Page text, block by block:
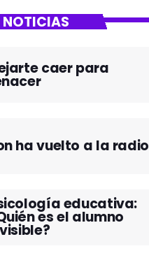
caer para
ha vuelto a la radio
educativa:
es el alumno